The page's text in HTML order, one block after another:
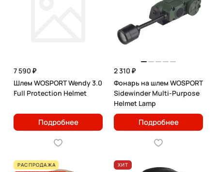
7 590 ₽
Шлем WOSPORT Wendy 3.0
Full Protection Helmet
Подробнее
2 310 ₽
Фонарь на шлем WOSPORT
Sidewinder Multi-Purpose
Helmet Lamp
Подробнее
РАСПРОДАЖА
ХИТ